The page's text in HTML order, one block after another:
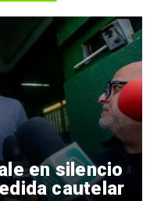
en silencio
cautelar